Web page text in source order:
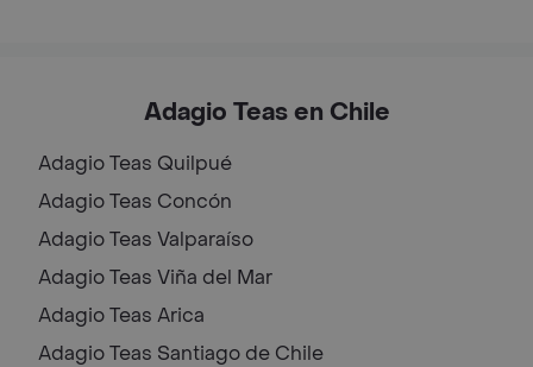
Adagio Teas en Chile
Adagio Teas Quilpué
Adagio Teas Concón
Adagio Teas Valparaíso
Adagio Teas Viña del Mar
Adagio Teas Arica
Adagio Teas Santiago de Chile